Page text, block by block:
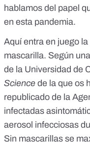
hablamos del papel
en esta pandemia.
Aquí entra en juego
mascarilla. Según
de la Universidad de
Science de la que os
republicado de la
infectadas
aerosol infecciosas
Sin mascarillas se